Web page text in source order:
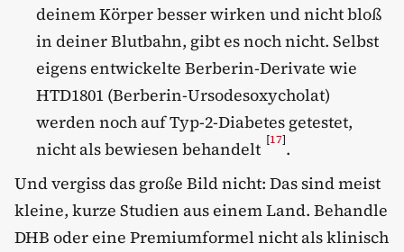
deinem Körper besser wirken und nicht bloß
in deiner Blutbahn, gibt es noch nicht. Selbst
eigens entwickelte Berberin-Derivate wie
HTD1801 (Berberin-Ursodesoxycholat)
werden noch auf Typ-2-Diabetes getestet,
nicht als bewiesen behandelt [17].
Und vergiss das große Bild nicht: Das sind meist
kleine, kurze Studien aus einem Land. Behandle
DHB oder eine Premiumformel nicht als klinisch